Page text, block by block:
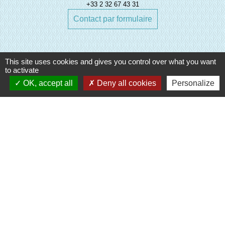
+33 2 32 67 43 31
Contact par formulaire
Liens
This site uses cookies and gives you control over what you want
to activate
OK, accept all
Deny all cookies Personalize